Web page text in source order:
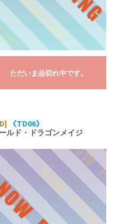
ただいま品切れ中です。
《TD06》
ルド・ドラゴンメイジ